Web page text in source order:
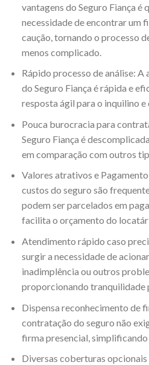
vantagens do Seguro Fiança é
necessidade de encontrar um
caução, tornando o processo
menos complicado.
Rápido processo de análise: A
do Seguro Fiança é rápida e
resposta ágil para o inquilino
Pouca burocracia para
Seguro Fiança é
em comparação com outros
Valores atrativos e
custos do seguro são
podem ser parcelados em
facilita o orçamento do
Atendimento rápido caso
surgir a necessidade de
inadimplência ou outros
proporcionando tranquilidade
Dispensa reconhecimento de
contratação do seguro não
firma presencial, simplificando
Diversas coberturas